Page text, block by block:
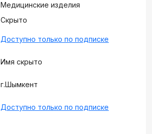
Медицинские изделия
Скрыто
Доступно только по подписке
Имя скрыто
г.Шымкент
Доступно только по подписке